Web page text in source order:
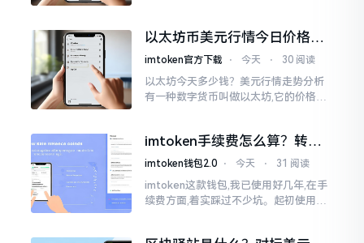
这个事情
以太坊币美元行情今日价格走
势分析，散户如何避免追涨杀
imtoken官方下载 ⋅ 今天 ⋅ 30 阅读
以太坊今天多少钱？美元行情走势分析
有一种数字货币叫做以太坊,它的价格走
率出现的一点点波动
imtoken手续费怎么算？转账
和交易所差别大了
imtoken钱包2.0 ⋅ 今天 ⋅ 31 阅读
imtoken这款钱包,我已使用好几年,在手
续费方面,着实踩过不少坑。起初使用时,